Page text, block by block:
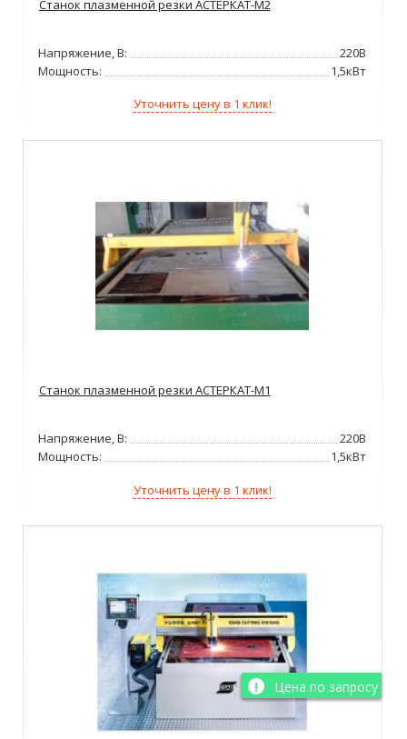
Станок плазменной резки АСТЕРКАТ-М2
Напряжение, В:
220В
Мощность:
1,5кВт
Уточнить цену в 1 клик!
Станок плазменной резки АСТЕРКАТ-М1
Напряжение, В:
220В
Мощность:
1,5кВт
Уточнить цену в 1 клик!
Цена по запросу